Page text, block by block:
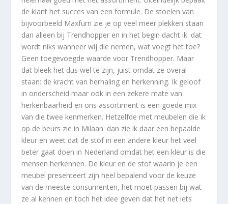
de klant het succes van een formule. De stoelen van
bijvoorbeeld Maxfurn zie je op veel meer plekken staan
dan alleen bij Trendhopper en in het begin dacht ik: dat
wordt niks wanneer wij die nemen, wat voegt het toe?
Geen toegevoegde waarde voor Trendhopper. Maar
dat bleek het dus wel te zijn, juist omdat ze overal
staan: de kracht van herhaling en herkenning. Ik geloof
in onderscheid maar ook in een zekere mate van
herkenbaarheid en ons assortiment is een goede mix
van die twee kenmerken. Hetzelfde met meubelen die ik
op de beurs zie in Milaan: dan zie ik daar een bepaalde
kleur en weet dat de stof in een andere kleur het veel
beter gaat doen in Nederland omdat het een kleur is die
mensen herkennen. De kleur en de stof waarin je een
meubel presenteert zijn heel bepalend voor de keuze
van de meeste consumenten, het moet passen bij wat
ze al kennen en toch het idee geven dat het net iets